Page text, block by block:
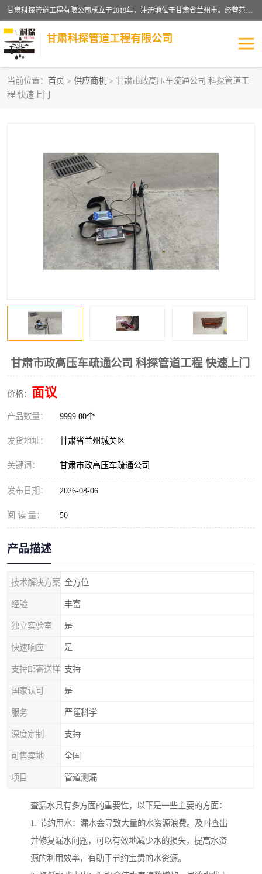
甘肃科探管道工程有限公司成立于2019年，注册地位于甘肃省兰州市。经营范围包括管道安装、清洗、疏通、维修、检测，防水工程，工程钻孔，化粪池清理，暖气安装，给排水管道安装维修，室内外管道如消防、供水、供热管道漏水检测定位，室内外防水堵漏等。
甘肃科探管道工程有限公司
当前位置： 首页 > 供应商机 > 甘肃市政高压车疏通公司 科探管道工
程 快速上门
甘肃市政高压车疏通公司 科探管道工程 快速上门
价格： 面议
产品数量： 9999.00个
发货地址： 甘肃省兰州城关区
关键词： 甘肃市政高压车疏通公司
发布日期： 2026-08-06
阅 读 量： 50
产品描述
技术解决方案 全方位
经验 丰富
独立实验室 是
快速响应 是
支持邮寄送样 支持
国家认可 是
服务 严谨科学
深度定制 支持
可售卖地 全国
项目 管道测漏
查漏水具有多方面的重要性，以下是一些主要的方面：
1. 节约用水：漏水会导致大量的水资源浪费。及时查出
并修复漏水问题，可以有效地减少水的损失，提高水资
源的利用效率，有助于节约宝贵的水资源。
管道安装维修
供热管道漏水
自来水管漏水 管道疏通
高压车疏通清淤